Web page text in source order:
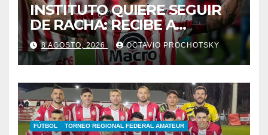
INSTITUTO QUIERE SEGUIR
DE RACHA: RECIBE A
GIMNASIA DE MENDOZA EN
ALTA CÓRDOBA
8 AGOSTO, 2026 OCTAVIO PROCHOTSKY
FÚTBOL TORNEO REGIONAL FEDERAL AMATEUR